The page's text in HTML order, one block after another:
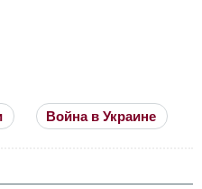
Война в Украине